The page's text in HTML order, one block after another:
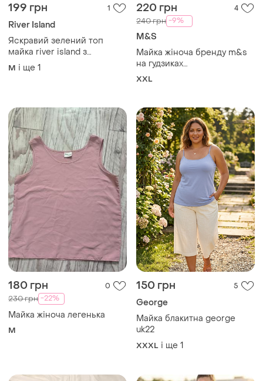
199 грн 1
River Island
Яскравий зелений топ
майка river island з
паєтками в стилі y2k /
борцовка / шовковиста
M і ще 1
220 грн 4
240 грн -9%
M&S
Майка жіноча бренду m&s
на гудзиках
заміри:пог-61см, довжина
XXL
180 грн 0
230 грн -22%
Майка жіноча легенька
M
150 грн 5
George
Майка блакитна george
uk22
XXXL і ще 1